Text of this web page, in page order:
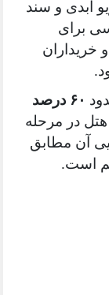
و سند
درصد